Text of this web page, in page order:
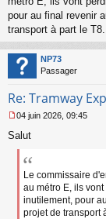
s
g
n
o
l
u
pour au final revenir
transport à part le T8.
NP73
Passager
Re: Tramway
e
s
04 juin 2026, 09:45
Salut
Le commissaire
au métro E, ils
inutilement, pour
projet de transport